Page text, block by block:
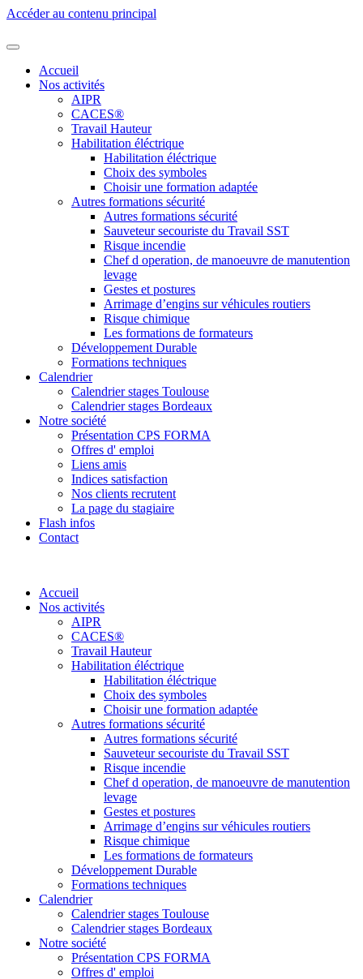
Accéder au contenu principal
Accueil
Nos activités
AIPR
CACES®
Travail Hauteur
Habilitation éléctrique
Habilitation éléctrique
Choix des symboles
Choisir une formation adaptée
Autres formations sécurité
Autres formations sécurité
Sauveteur secouriste du Travail SST
Risque incendie
Chef d operation, de manoeuvre de manutention
levage
Gestes et postures
Arrimage d’engins sur véhicules routiers
Risque chimique
Les formations de formateurs
Développement Durable
Formations techniques
Calendrier
Calendrier stages Toulouse
Calendrier stages Bordeaux
Notre société
Présentation CPS FORMA
Offres d' emploi
Liens amis
Indices satisfaction
Nos clients recrutent
La page du stagiaire
Flash infos
Contact
Accueil
Nos activités
AIPR
CACES®
Travail Hauteur
Habilitation éléctrique
Habilitation éléctrique
Choix des symboles
Choisir une formation adaptée
Autres formations sécurité
Autres formations sécurité
Sauveteur secouriste du Travail SST
Risque incendie
Chef d operation, de manoeuvre de manutention
levage
Gestes et postures
Arrimage d’engins sur véhicules routiers
Risque chimique
Les formations de formateurs
Développement Durable
Formations techniques
Calendrier
Calendrier stages Toulouse
Calendrier stages Bordeaux
Notre société
Présentation CPS FORMA
Offres d' emploi